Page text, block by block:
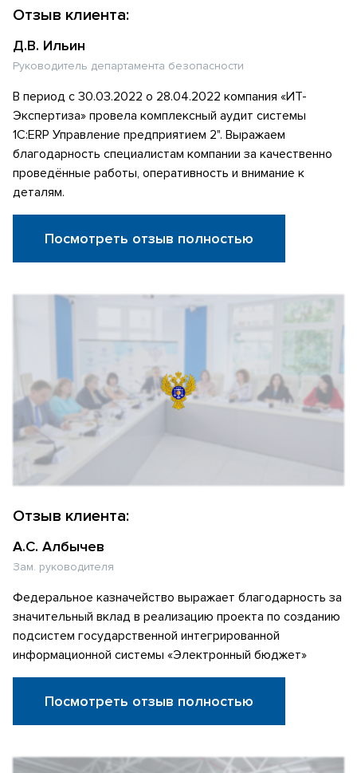
Отзыв клиента:
Д.В. Ильин
Руководитель департамента безопасности
В период с 30.03.2022 о 28.04.2022 компания «ИТ-
Экспертиза» провела комплексный аудит системы
1С:ERP Управление предприятием 2". Выражаем
благодарность специалистам компании за качественно
проведённые работы, оперативность и внимание к
деталям.
Посмотреть отзыв полностью
Отзыв клиента:
А.С. Албычев
Зам. руководителя
Федеральное казначейство выражает благодарность за
значительный вклад в реализацию проекта по созданию
подсистем государственной интегрированной
информационной системы «Электронный бюджет»
Посмотреть отзыв полностью